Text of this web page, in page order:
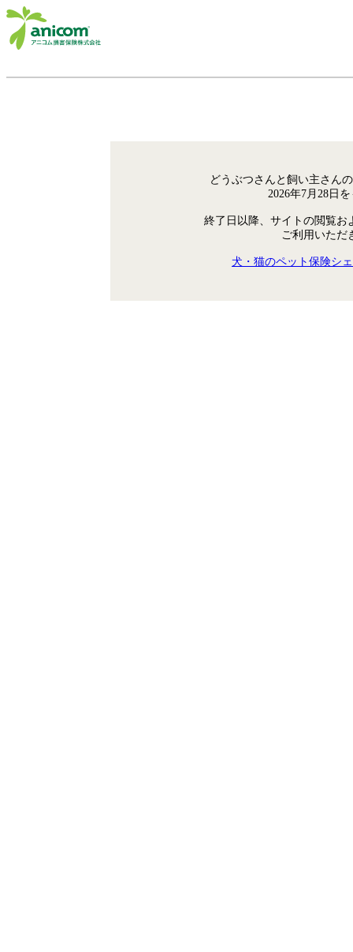
どうぶつさんと飼い主さん
2026年7月28日
終了日以降、サイトの閲覧お
ご利用いただ
犬・猫のペット保険シ